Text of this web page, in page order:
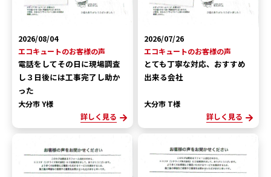
2026/08/04
エコキュートのお客様の声
電話をしてその日に現場調査
し３日後には工事完了し助か
った
大分市 Y様
詳しく見る
2026/07/26
エコキュートのお客様の声
とても丁寧な対応、おすすめ
出来る会社
大分市 T様
詳しく見る